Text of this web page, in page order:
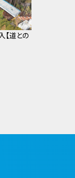
【道との